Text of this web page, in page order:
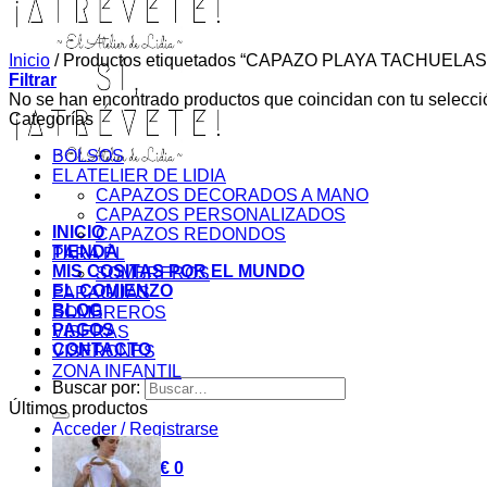
INICIO
TIENDA
MIS COSITAS POR EL MUNDO
EL COMIENZO
BLOG
PAGOS
CONTACTO
Buscar por:
Acceder / Registrarse
Carrito /0,00€ 0
Inicio /Productos etiquetados “CAPAZO PLAYA
Filtrar
No se han encontrado productos que coincidan con tu
Categorías
BOLSOS
EL ATELIER DE LIDIA
CAPAZOS DECORADOS A MANO
CAPAZOS PERSONALIZADOS
CAPAZOS REDONDOS
PARA ÉL
SOMBREROS
PARAGUAS
SOMBREROS
VISERAS
VISERONES
ZONA INFANTIL
Últimos productos